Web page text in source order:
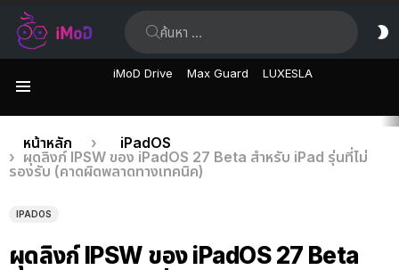
iMoD Drive Max Guard LUXESLA
เรื่อง
ล่าสุด
คุณอยู่ที่นี่:
หน้าหลัก
iPadOS
ผุดลิงก์ IPSW ของ iPadOS 27 Beta สำหรับ iPad รุ่นที่ไม่
รองรับ (คาดผิดพลาดทางเทคนิค)
IPADOS
ผุดลิงก์ IPSW ของ iPadOS 27 Beta